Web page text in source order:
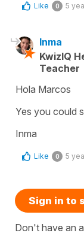
Like 0 5
Inma
KwizIQ
Teacher
Hola Marcos
Yes you could
Inma
Like 0 5
Sign in to
Don't have an